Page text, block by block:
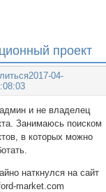
проект
2017-04-
и не владелец
Занимаюсь поиском
в которых можно
наткнулся на сайт
market.com